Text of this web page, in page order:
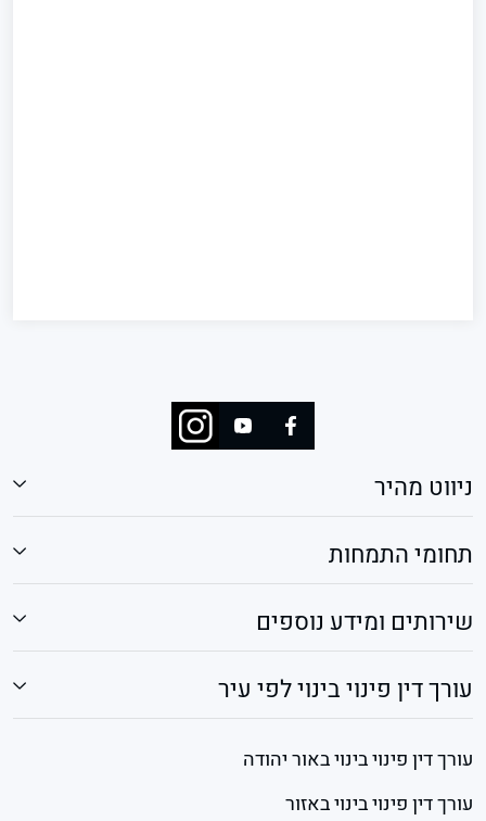
ניווט מהיר
תחומי התמחות
שירותים ומידע נוספים
עורך דין פינוי בינוי לפי עיר
עורך דין פינוי בינוי באור יהודה
עורך דין פינוי בינוי באזור